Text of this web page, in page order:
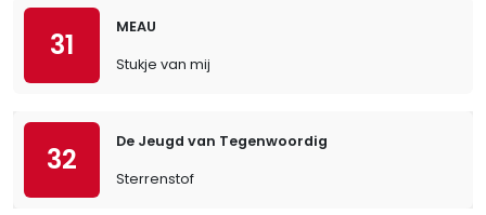
31
MEAU
Stukje van mij
32
De Jeugd van Tegenwoordig
Sterrenstof